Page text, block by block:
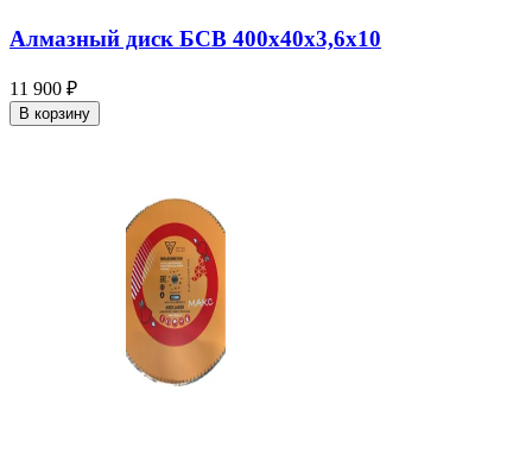
Алмазный диск БСВ 400x40х3,6х10
11 900 ₽
В корзину